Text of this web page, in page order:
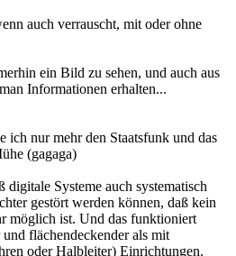
auch verrauscht, mit oder ohne
ein Bild zu sehen, und auch aus
Informationen erhalten...
ich nur mehr den Staatsfunk und das
(gagaga)
digitale Systeme auch systematisch
gestört werden können, daß kein
möglich ist. Und das funktioniert
flächendeckender als mit
oder Halbleiter) Einrichtungen.